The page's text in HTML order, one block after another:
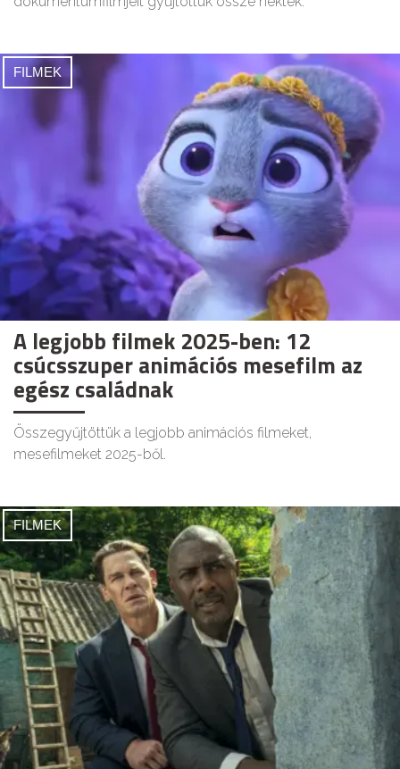
FILMEK
A legjobb filmek 2025-ben: 12
csúcsszuper animációs mesefilm az
egész családnak
Összegyűjtöttük a legjobb animációs filmeket,
mesefilmeket 2025-ből.
FILMEK